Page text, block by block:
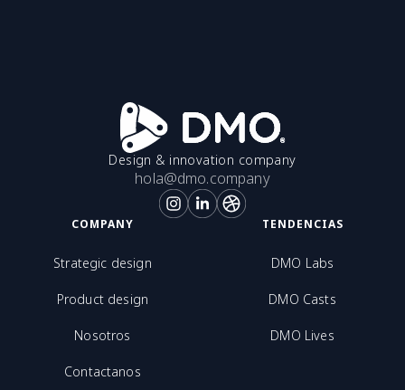
Design & innovation company
hola@dmo.company
COMPANY
Strategic design
Product design
Nosotros
Contactanos
TENDENCIAS
DMO Labs
DMO Casts
DMO Lives